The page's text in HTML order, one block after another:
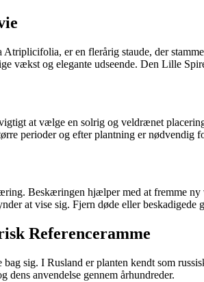
er en flerårig staude, der
vækst og elegante udseende. Den Lille
at vælge en solrig og veldrænet
perioder og efter plantning er nødvendig
Beskæringen hjælper med at fremme
at vise sig. Fjern døde eller beskadigede
Referenceramme
bag sig. I Rusland er planten kendt som
dens anvendelse gennem århundreder.